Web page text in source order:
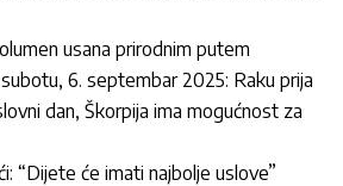
usana prirodnim putem
6. septembar 2025: Raku prija
dan, Škorpija ima mogućnost za
“Dijete će imati najbolje uslove”